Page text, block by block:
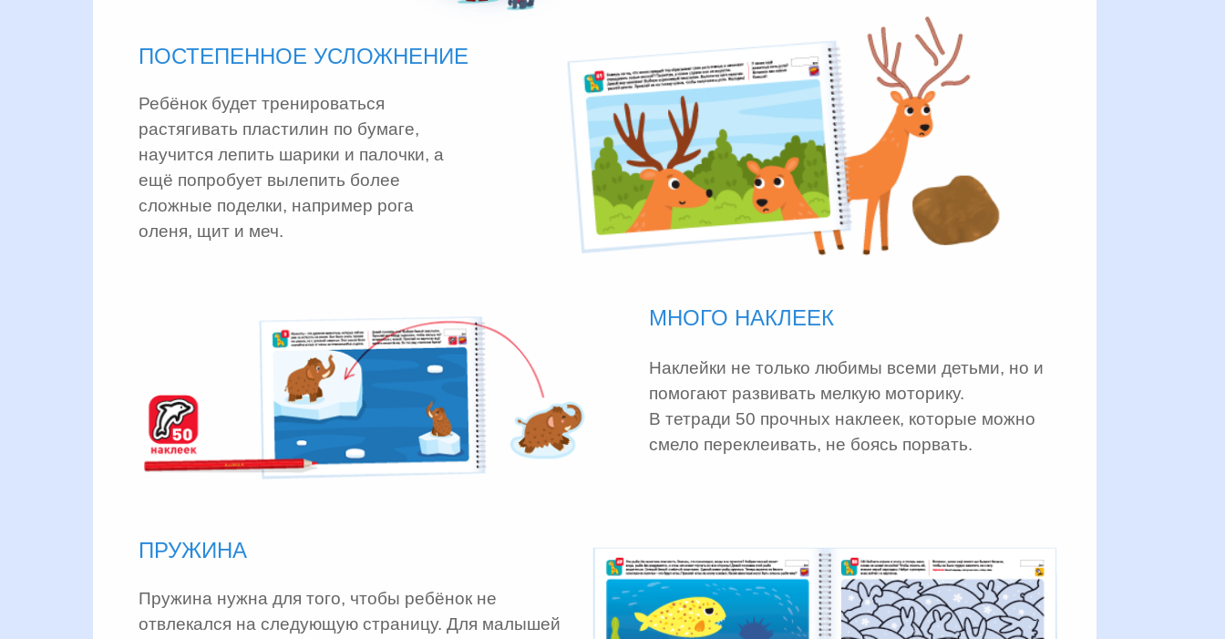
МНОГО НАКЛЕЕК
Наклейки не только любимы всеми детьми, но и
помогают развивать мелкую моторику.
В тетради 50 прочных наклеек, которые можно
смело переклеивать, не боясь порвать.
ПОСТЕПЕННОЕ УСЛОЖНЕНИЕ
Ребёнок будет тренироваться
растягивать пластилин по бумаге,
научится лепить шарики и палочки, а
ещё попробует вылепить более
сложные поделки, например рога
оленя, щит и меч.
ПРУЖИНА
Пружина нужна для того, чтобы ребёнок не
отвлекался на следующую страницу. Для малышей